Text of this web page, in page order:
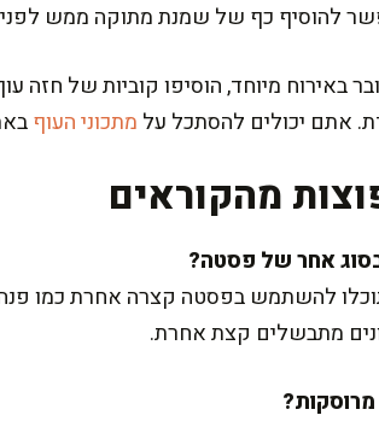
להוסיף כף של שמנת מתוקה ממש
באירוח מיוחד, הוסיפו קוביות של חזה
אתם יכולים להסתכל על מתכוני העוף
מהקוראים
להשתמש בפסטה קצרה אחרת כמו
מתבשלים קצת אחרת.